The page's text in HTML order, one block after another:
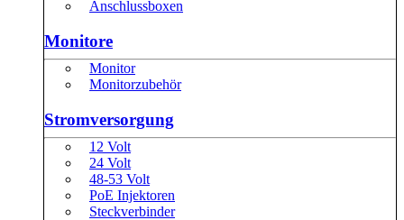
Anschlussboxen
Monitore
Monitor
Monitorzubehör
Stromversorgung
12 Volt
24 Volt
48-53 Volt
PoE Injektoren
Steckverbinder